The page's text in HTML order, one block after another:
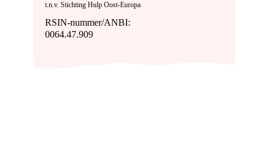
t.n.v. Stichting Hulp Oost-Europa
RSIN-nummer/ANBI:
0064.47.909